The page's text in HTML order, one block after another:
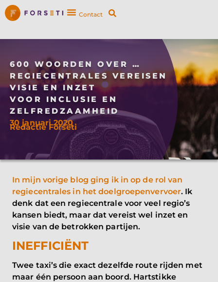
Contact
600 WOORDEN OVER …
REGIECENTRALES VEREISEN
VISIE EN INZET
VOOR INCLUSIE EN
ZELFREDZAAMHEID
30 januari 2020
Redactie Forseti
In mijn vorige blog ging ik in op de rol van
regiecentrales in het doelgroepenvervoer. Ik
denk dat een regiecentrale voor veel regio’s
kansen biedt, maar dat vereist wel inzet en
visie van de betrokken partijen.
INEFFICIËNT
Twee taxi’s die exact dezelfde route rijden met
maar één persoon aan boord. Hartstikke